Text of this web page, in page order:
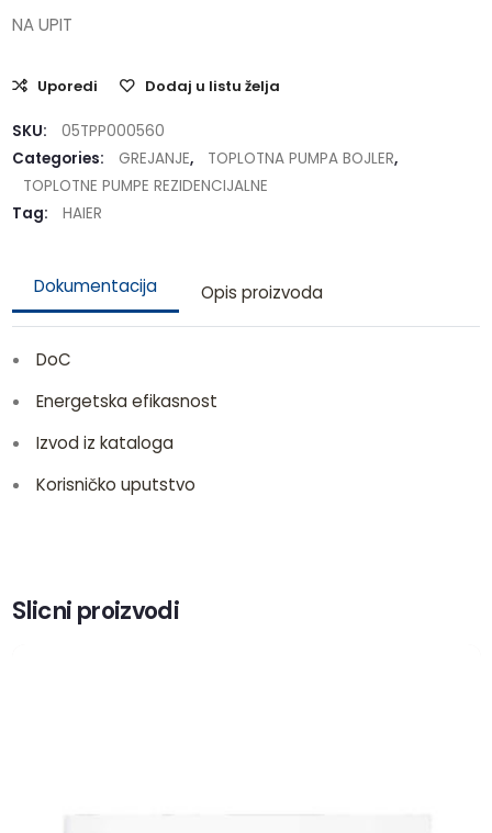
NA UPIT
Uporedi Dodaj u listu želja
SKU:
05TPP000560
Categories:
GREJANJE, TOPLOTNA PUMPA BOJLER,
TOPLOTNE PUMPE REZIDENCIJALNE
Tag:
HAIER
Dokumentacija Opis proizvoda
DoC
Energetska efikasnost
Izvod iz kataloga
Korisničko uputstvo
Slicni proizvodi